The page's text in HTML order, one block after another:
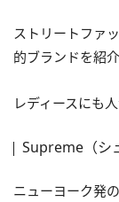
ストリートファ
的ブランドを紹介
レディースにも
Supreme（シ
ニューヨーク発